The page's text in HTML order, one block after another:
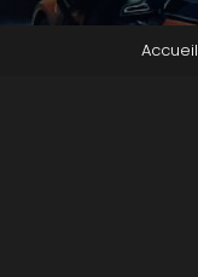
Accueil